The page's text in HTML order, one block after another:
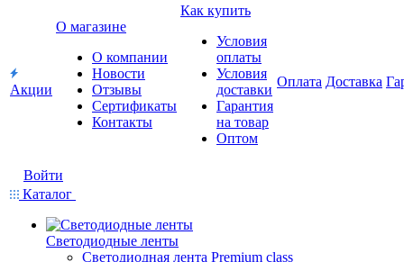
Акции
О магазине
О компании
Новости
Отзывы
Сертификаты
Контакты
Как купить
Условия
оплаты
Условия
доставки
Гарантия
на товар
Оптом
Оплата Доставка
Войти
Каталог
Светодиодные ленты
Светодиодная лента Premium class